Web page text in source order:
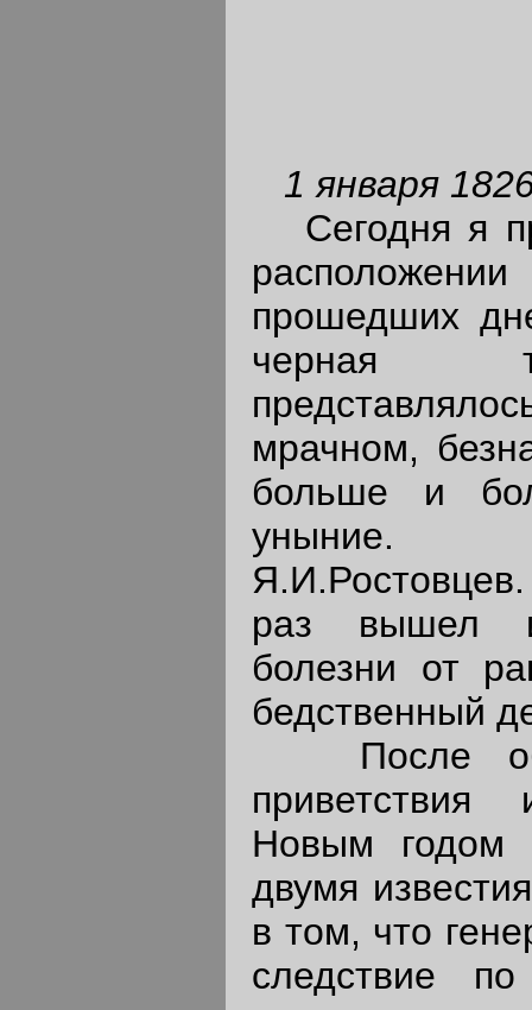
1 января
Сегодня я
прошедших
черная
мрачном,
больше и
уныние.
раз вышел
болезни от
бедственный
После
Новым годом
двумя
в том, что
следствие